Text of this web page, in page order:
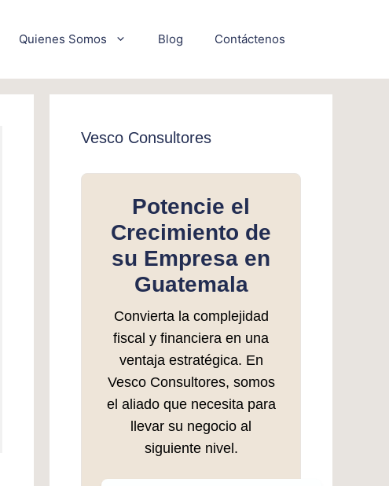
Quienes Somos Blog Contáctenos
Vesco Consultores
Potencie el
Crecimiento de
su Empresa en
Guatemala
Convierta la complejidad
fiscal y financiera en una
ventaja estratégica. En
Vesco Consultores, somos
el aliado que necesita para
llevar su negocio al
siguiente nivel.